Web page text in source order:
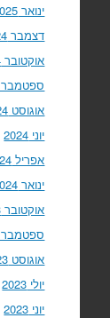
ינואר 2025
דצמבר 2024
אוקטובר 2024
ספטמבר 2024
אוגוסט 2024
יוני 2024
אפריל 2024
ינואר 2024
אוקטובר 2023
ספטמבר 2023
אוגוסט 2023
יולי 2023
יוני 2023